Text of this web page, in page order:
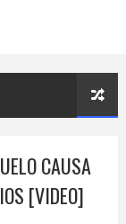
CAUSA
[VIDEO]